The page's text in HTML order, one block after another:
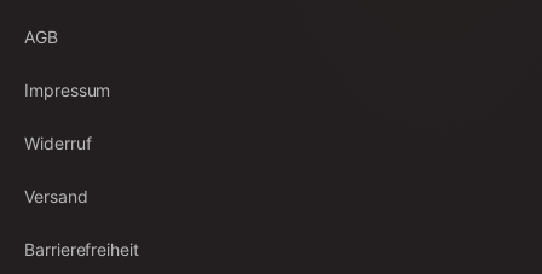
AGB
Impressum
Widerruf
Versand
Barrierefreiheit